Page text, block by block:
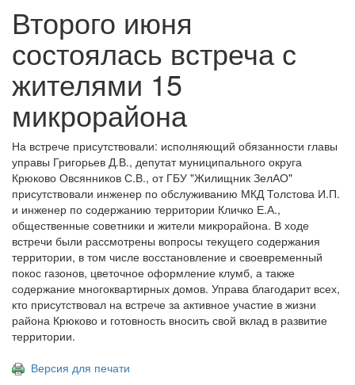
Второго июня
состоялась встреча с
жителями 15
микрорайона
На встрече присутствовали: исполняющий обязанности главы
управы Григорьев Д.В., депутат муниципального округа
Крюково Овсянников С.В., от ГБУ "Жилищник ЗелАО"
присутствовали инженер по обслуживанию МКД Толстова И.П.
и инженер по содержанию территории Кличко Е.А.,
общественные советники и жители микрорайона. В ходе
встречи были рассмотрены вопросы текущего содержания
территории, в том числе восстановление и своевременный
покос газонов, цветочное оформление клумб, а также
содержание многоквартирных домов. Управа благодарит всех,
кто присутствовал на встрече за активное участие в жизни
района Крюково и готовность вносить свой вклад в развитие
территории.
Версия для печати